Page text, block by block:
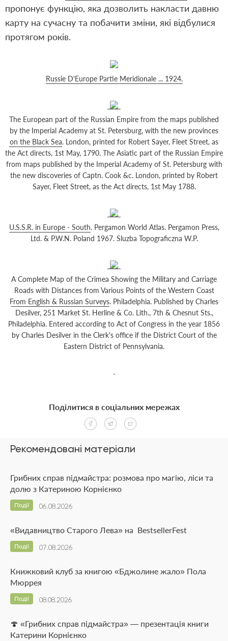
пропонує функцію, яка дозволить накласти давню
карту на сучасну та побачити зміни, які відбулися
протягом років.
Russie D'Europe Partie Meridionale ... 1924.
The European part of the Russian Empire from the maps published
by the Imperial Academy at St. Petersburg, with the new provinces
on the Black Sea. London, printed for Robert Sayer, Fleet Street, as
the Act directs, 1st May, 1790. The Asiatic part of the Russian Empire
from maps published by the Imperial Academy of St. Petersburg with
the new discoveries of Captn. Cook &c. London, printed by Robert
Sayer, Fleet Street, as the Act directs, 1st May 1788.
U.S.S.R. in Europe - South. Pergamon World Atlas. Pergamon Press,
Ltd. & P.W.N. Poland 1967. Sluzba Topograficzna W.P.
A Complete Map of the Crimea Showing the Military and Carriage
Roads with Distances from Various Points of the Western Coast
From English & Russian Surveys. Philadelphia. Published by Charles
Desilver, 251 Market St. Herline & Co. Lith., 7th & Chesnut Sts.,
Philadelphia. Entered according to Act of Congress in the year 1856
by Charles Desilver in the Clerk's office if the District Court of the
Eastern District of Pennsylvania.
Рекомендовані матеріали
Грибних справ підмайстра: розмова про магію, ліси та
долю з Катериною Корнієнко
06.08.2026
Події
«Видавництво Старого Лева» на BestsellerFest
07.08.2026
Події
Книжковий клуб за книгою «Бджолине жало» Пола
Мюррея
08.08.2026
Події
🍄 «Грибних справ підмайстра» — презентація книги
Катерини Корнієнко
Поділитися в соціальних мережах